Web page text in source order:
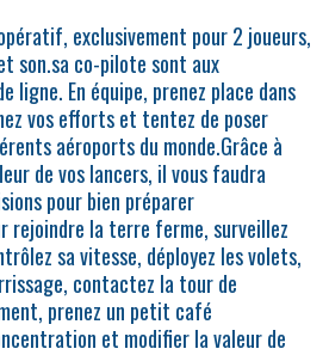
exclusivement pour 2 joueurs,
son.sa co-pilote sont aux
ligne. En équipe, prenez place dans
vos efforts et tentez de poser
aéroports du monde.Grâce à
de vos lancers, il vous faudra
pour bien préparer
rejoindre la terre ferme, surveillez
sa vitesse, déployez les volets,
contactez la tour de
prenez un petit café
et modifier la valeur de